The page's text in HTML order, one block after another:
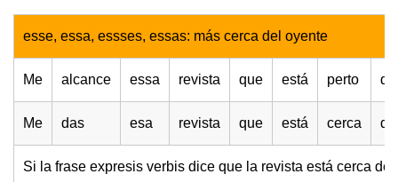
esse, essa, essses, essas: más cerca del oyente
Me alcance essa revista que está perto de
Me das esa revista que está cerca de
Si la frase expresis verbis dice que la revista está cerca de